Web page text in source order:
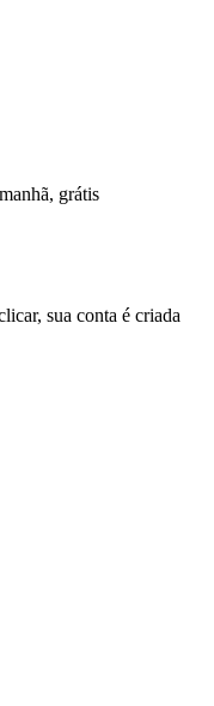
grátis
sua conta é criada